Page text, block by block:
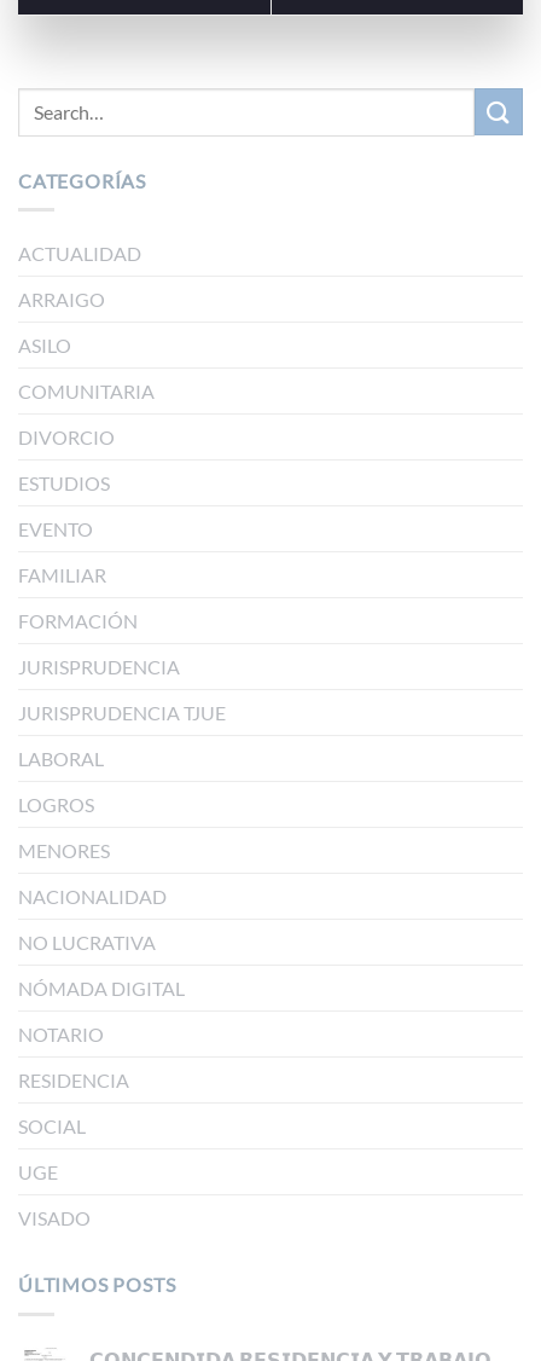
CATEGORÍAS
ACTUALIDAD
ARRAIGO
ASILO
COMUNITARIA
DIVORCIO
ESTUDIOS
EVENTO
FAMILIAR
FORMACIÓN
JURISPRUDENCIA
JURISPRUDENCIA TJUE
LABORAL
LOGROS
MENORES
NACIONALIDAD
NO LUCRATIVA
NÓMADA DIGITAL
NOTARIO
RESIDENCIA
SOCIAL
UGE
VISADO
ÚLTIMOS POSTS